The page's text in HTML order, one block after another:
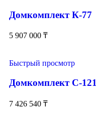
Домкомплект К-77
5 907 000 ₸
Быстрый просмотр
Домкомплект С-121
7 426 540 ₸